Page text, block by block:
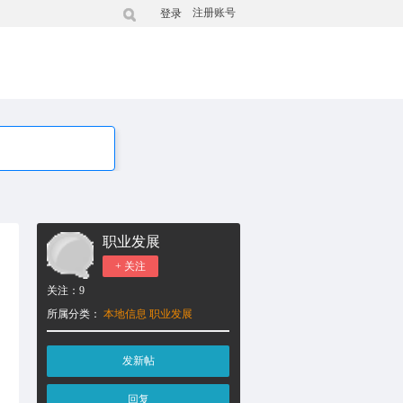
注册账号
登录
职业发展
+ 关注
关注： 9
所属分类： 本地信息 职业发展
发新帖
回复